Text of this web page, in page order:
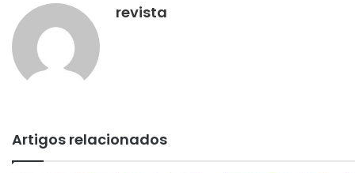
revista
Artigos relacionados